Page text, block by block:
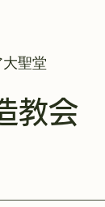
聖堂
教会